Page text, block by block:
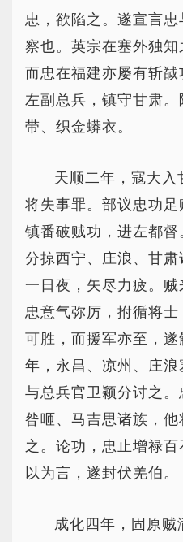
忠，欲陷之。遂宣言
察也。英宗在塞外独知
而忠在福建亦屡有斩
左副总兵，镇守甘肃
带、织金蟒衣。
天顺二年，寇大入
将失事罪。部议忠功
镇番破贼功，进左都
分掠西宁、庄浪、甘
一日夜，矢尽力疲。贼
忠意气弥厉，拊循将
可胜，而援军亦至，
年，永昌、凉州、庄
与总兵官卫颖分讨之
昝咂、马吉思诸族，
之。论功，忠止增禄
以为言，遂封伏羌伯。
成化四年，固原贼